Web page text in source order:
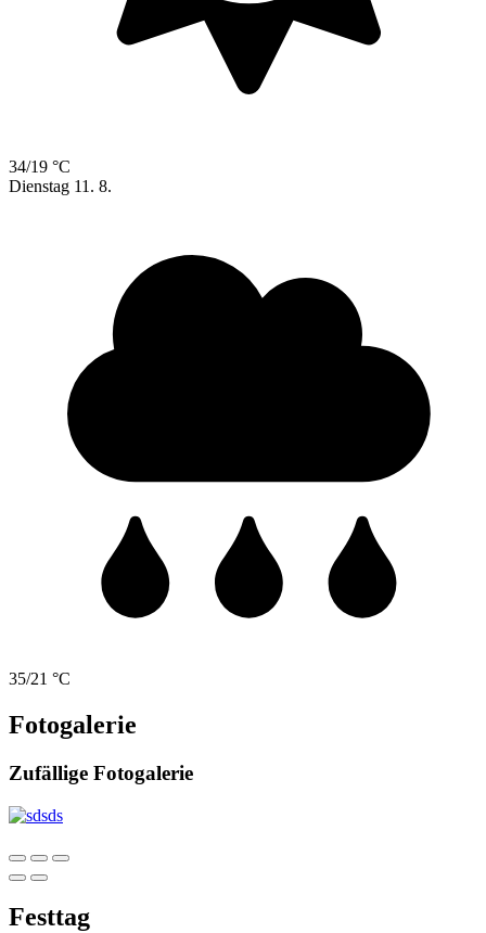
34/19 °C
Dienstag 11. 8.
35/21 °C
Fotogalerie
Zufällige Fotogalerie
Festtag